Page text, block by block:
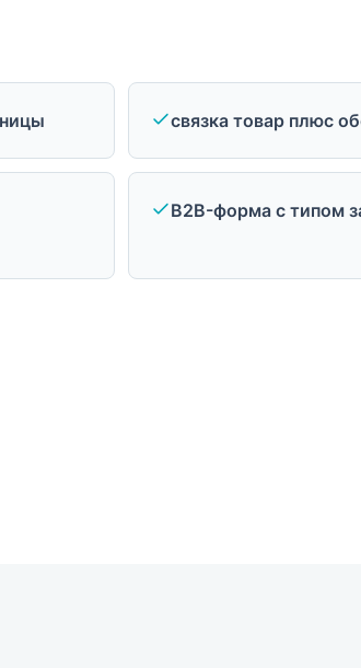
связка товар плюс
B2B-форма с типом